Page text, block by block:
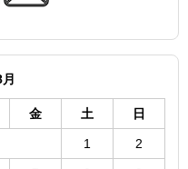
金 土 日
1 2